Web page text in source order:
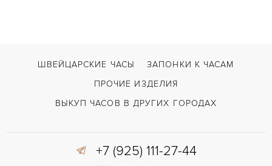
ВОЗМОЖНОСТИ ДОСТАВКИ
ЦВЕТ БРАСЛЕТА
ШВЕЙЦАРСКИЕ ЧАСЫ
ЗАПОНКИ К ЧАСАМ
ПРОЧИЕ ИЗДЕЛИЯ
ВЫКУП ЧАСОВ В ДРУГИХ ГОРОДАХ
+7 (925) 111-27-44